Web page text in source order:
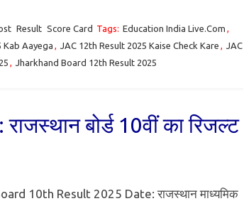
Result Score Card Tags: Education India Live.Com ,
Kab Aayega , JAC 12th Result 2025 Kaise Check Kare , JAC
, Jharkhand Board 12th Result 2025
बोर्ड 10वीं का रिजल्ट
10th Result 2025 Date: राजस्थान माध्यमिक